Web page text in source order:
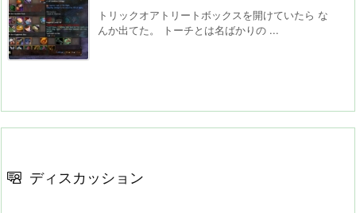
トリックオアトリートボックスを開けていたら な
んか出てた。 トーチとは名ばかりの ...
ディスカッション